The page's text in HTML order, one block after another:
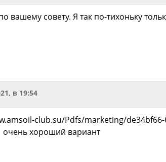
вашему совету. Я так по-тихоньку
в 19:54
club.su/Pdfs/marketing/de34bf66-
хороший вариант